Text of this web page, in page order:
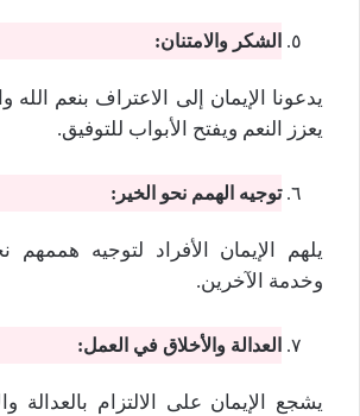
الشكر والامتنان:
يدعونا الإيمان إلى الاعتراف بنعم الله
يعزز النعم ويفتح الأبواب للتوفيق.
توجيه الهمم نحو الخير:
يلهم الإيمان الأفراد لتوجيه هممهم
وخدمة الآخرين.
العدالة والأخلاق في العمل:
يشجع الإيمان على الالتزام بالعدالة